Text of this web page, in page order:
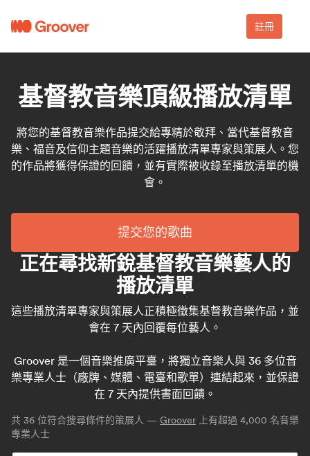
註冊
基督教音樂頂級播放清單
將您的基督教音樂作品提交給專精於敬拜、當代基督教音
樂、福音及信仰主題音樂的活躍播放清單專家與策展人。您
的作品將獲得保證的回饋，並有實際被收錄至播放清單的機
會。
提交您的歌曲
正在尋找新銳基督教音樂藝人的
播放清單
這些播放清單專家與策展人正積極徵集基督教音樂作品，並
會在 7 天內回覆每位藝人。
Groover 是一個音樂推廣平臺，將獨立音樂人與 36 多位音
樂專業人士（廠牌、媒體、電臺和歌單）連結起來，並保證
在 7 天內提供書面回饋。
共 36 位符合搜尋條件的策展人 — Groover 上有超過 4,000 名音樂
專業人士